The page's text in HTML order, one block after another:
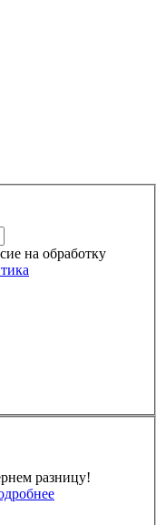
на обработку
разницу!